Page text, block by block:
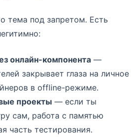
тема под запретом. Есть
онлайн-компонента —
закрывает глаза на личное
в offline-режиме.
проекты — если ты
сам, работа с памятью
часть тестирования.